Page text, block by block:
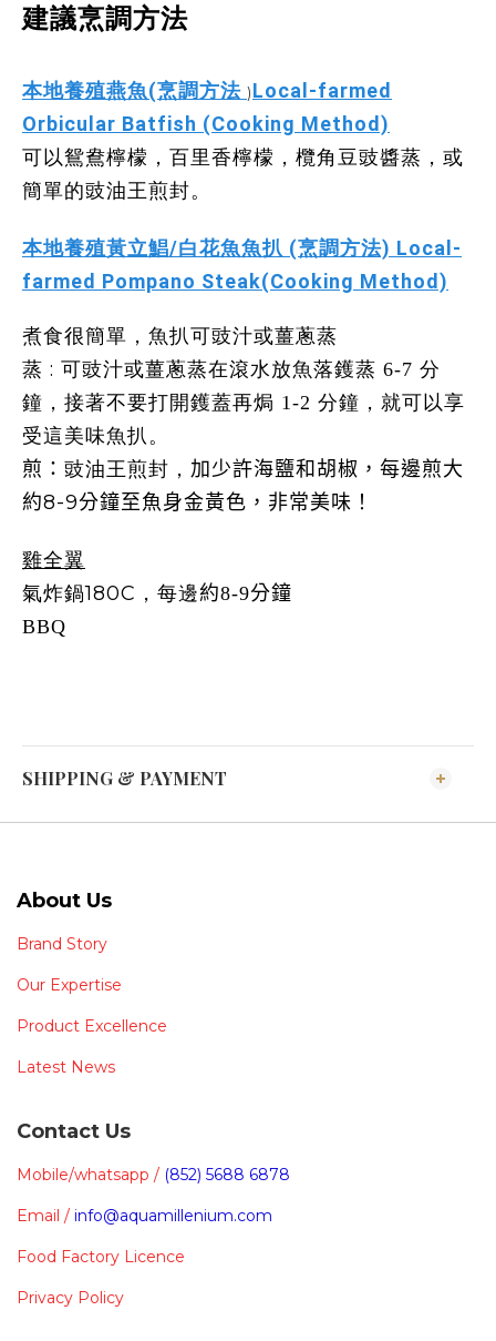
建議烹調方法
本地養殖燕魚(烹調方法 )Local-farmed
Orbicular Batfish (Cooking Method)
可以鴛鴦檸檬，百里香檸檬，欖角豆豉醬蒸，或
簡單的豉油王煎封。
本地養殖黃立鯧/白花魚魚扒 (烹調方法) Local-
farmed Pompano Steak(Cooking Method)
煮食很簡單， 魚扒可豉汁或薑蔥蒸
蒸 : 可豉汁或薑蔥蒸在滾水放魚落鑊蒸 6-7 分
鐘，接著不要打開鑊蓋再焗 1-2 分鐘，就可以享
受這美味魚扒。
煎： 豉油王煎封， 加少許海鹽和胡椒，每邊煎大
約8-9分鐘至魚身金黃色，非常美味！
雞全翼
氣炸鍋180C ， 每邊約8-9分鐘
BBQ
SHIPPING & PAYMENT
About Us
Brand Story
Our Expertise
Product Excellence
Latest News
Contact Us
Mobile/whatsapp / (852) 5688 6878
Email / info@aquamillenium.com
Food Factory Licence
Privacy Policy